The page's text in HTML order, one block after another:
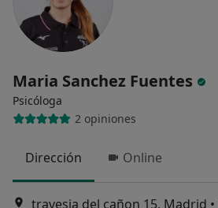
Maria Sanchez Fuentes
Psicóloga
2 opiniones
Dirección Online
travesia del cañon 15, Madrid •